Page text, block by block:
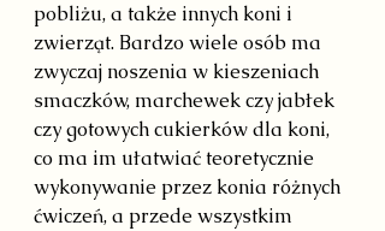
pobliżu, a także innych koni i
zwierząt. Bardzo wiele osób ma
zwyczaj noszenia w kieszeniach
smaczków, marchewek czy jabłek
czy gotowych cukierków dla koni,
co ma im ułatwiać teoretycznie
wykonywanie przez konia różnych
ćwiczeń, a przede wszystkim